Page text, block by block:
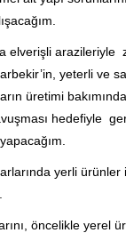
elverişli arazileriyle
yeterli ve
üretimi
hedefiyle
yerli ürünler
öncelikle yerel